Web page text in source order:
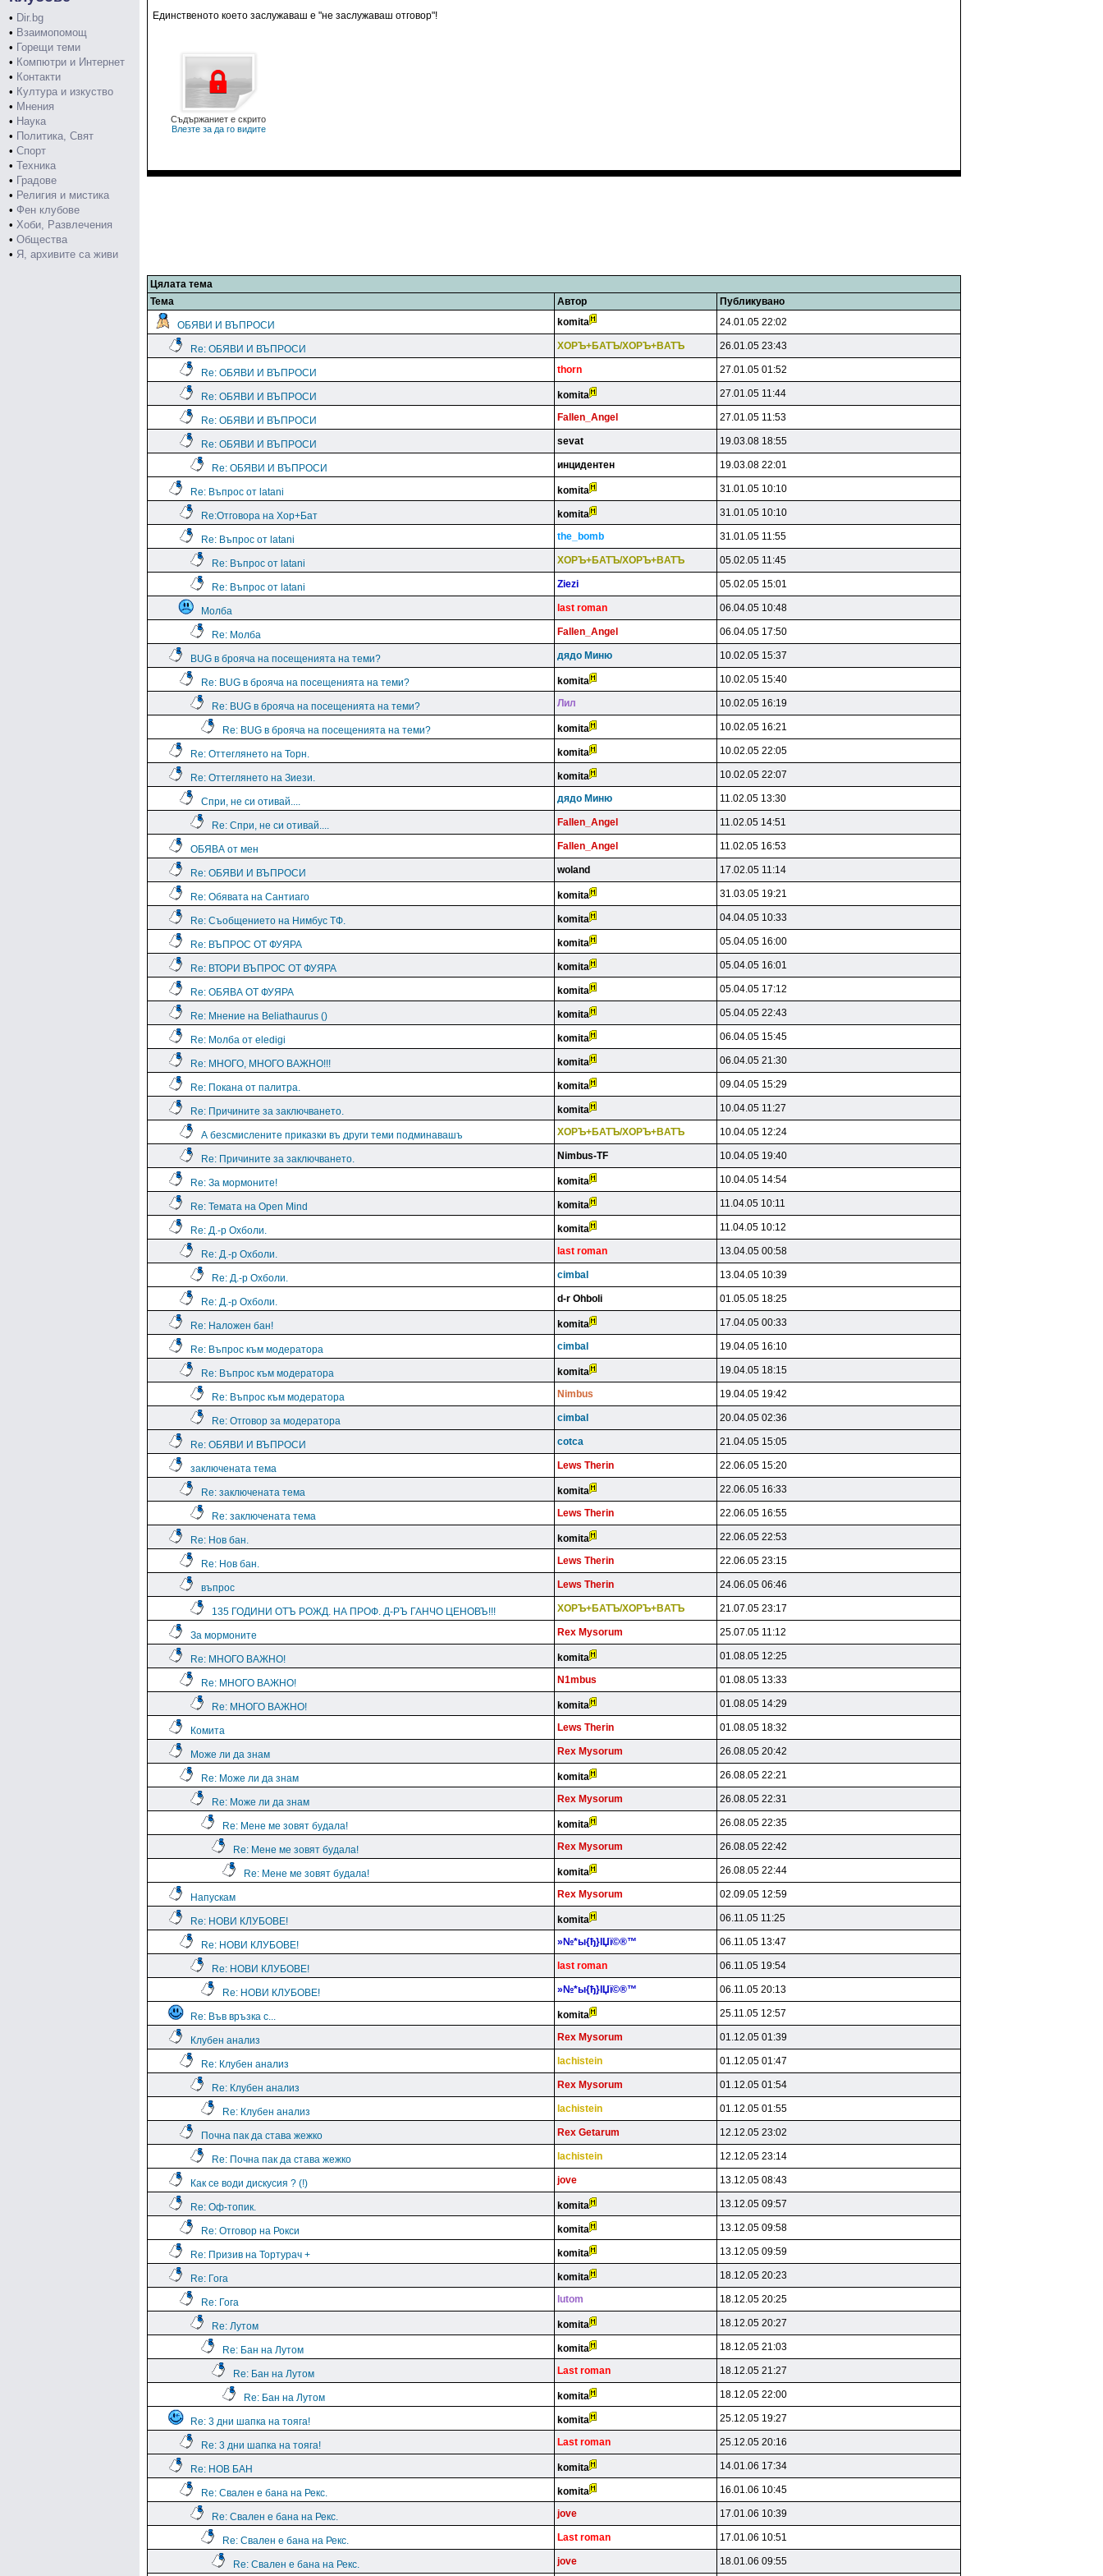
• Dir.bg
• Взаимопомощ
• Горещи теми
• Компютри и Интернет
• Контакти
• Култура и изкуство
• Мнения
• Наука
• Политика, Свят
• Спорт
• Техника
• Градове
• Религия и мистика
• Фен клубове
• Хоби, Развлечения
• Общества
• Я, архивите са живи
Единственото което заслужаваш е "не заслужаваш отговор"!
Съдържаниет е скрито
Влезте за да го видите
Цялата тема
Тема
Автор Публикувано
ОБЯВИ И ВЪПРОСИ komita 24.01.05 22:02
Re: ОБЯВИ И ВЪПРОСИ XOPЪ+БATЪ/XOPЪ+BATЪ 26.01.05 23:43
Re: ОБЯВИ И ВЪПРОСИ thorn 27.01.05 01:52
Re: ОБЯВИ И ВЪПРОСИ komita 27.01.05 11:44
Re: ОБЯВИ И ВЪПРОСИ Fallen_Angel 27.01.05 11:53
Re: ОБЯВИ И ВЪПРОСИ sevat 19.03.08 18:55
Re: ОБЯВИ И ВЪПРОСИ инцидeнтeн 19.03.08 22:01
Re: Въпрос от latani komita 31.01.05 10:10
Re:Отговора на Хор+Бат komita 31.01.05 10:10
Re: Въпрос от latani the_bomb 31.01.05 11:55
Re: Въпрос от latani XOPЪ+БATЪ/XOPЪ+BATЪ 05.02.05 11:45
Re: Въпрос от latani Ziezi 05.02.05 15:01
Молба last roman 06.04.05 10:48
Re: Молба Fallen_Angel 06.04.05 17:50
BUG в брояча на посещенията на теми? дядo Mиню 10.02.05 15:37
Re: BUG в брояча на посещенията на теми? komita 10.02.05 15:40
Re: BUG в брояча на посещенията на теми? Лил 10.02.05 16:19
Re: BUG в брояча на посещенията на теми? komita 10.02.05 16:21
Re: Оттеглянето на Торн. komita 10.02.05 22:05
Re: Оттеглянето на Зиези. komita 10.02.05 22:07
Спри, не си отивай.... дядo Mиню 11.02.05 13:30
Re: Спри, не си отивай.... Fallen_Angel 11.02.05 14:51
ОБЯВА от мен Fallen_Angel 11.02.05 16:53
Re: ОБЯВИ И ВЪПРОСИ woland 17.02.05 11:14
Re: Обявата на Сантиаго komita 31.03.05 19:21
Re: Съобщението на Нимбус ТФ. komita 04.04.05 10:33
Re: ВЪПРОС ОТ ФУЯРА komita 05.04.05 16:00
Re: ВТОРИ ВЪПРОС ОТ ФУЯРА komita 05.04.05 16:01
Re: ОБЯВА ОТ ФУЯРА komita 05.04.05 17:12
Re: Мнение на Beliathaurus () komita 05.04.05 22:43
Re: Молба от eledigi komita 06.04.05 15:45
Re: МНОГО, МНОГО ВАЖНО!!! komita 06.04.05 21:30
Re: Покана от палитра. komita 09.04.05 15:29
Re: Причините за заключването. komita 10.04.05 11:27
А безсмислените приказки въ други теми подминавашъ XOPЪ+БATЪ/XOPЪ+BATЪ 10.04.05 12:24
Re: Причините за заключването. Nimbus-TF 10.04.05 19:40
Re: За мормоните! komita 10.04.05 14:54
Re: Темата на Open Mind komita 11.04.05 10:11
Re: Д.-р Охболи. komita 11.04.05 10:12
Re: Д.-р Охболи. last roman 13.04.05 00:58
Re: Д.-р Охболи. cimbal 13.04.05 10:39
Re: Д.-р Охболи. d-r Ohboli 01.05.05 18:25
Re: Наложен бан! komita 17.04.05 00:33
Re: Въпрос към модератора cimbal 19.04.05 16:10
Re: Въпрос към модератора komita 19.04.05 18:15
Re: Въпрос към модератора Nimbus 19.04.05 19:42
Re: Отговор за модератора cimbal 20.04.05 02:36
Re: ОБЯВИ И ВЪПРОСИ cotca 21.04.05 15:05
заключената тема Lews Therin 22.06.05 15:20
Re: заключената тема komita 22.06.05 16:33
Re: заключената тема Lews Therin 22.06.05 16:55
Re: Нов бан. komita 22.06.05 22:53
Re: Нов бан. Lews Therin 22.06.05 23:15
въпрос Lews Therin 24.06.05 06:46
135 ГОДИНИ ОТЪ РОЖД. НА ПРОФ. Д-РЪ ГАНЧО ЦЕНОВЪ!!! XOPЪ+БATЪ/XOPЪ+BATЪ 21.07.05 23:17
За мормоните Rex Mysorum 25.07.05 11:12
Re: МНОГО ВАЖНО! komita 01.08.05 12:25
Re: МНОГО ВАЖНО! N1mbus 01.08.05 13:33
Re: МНОГО ВАЖНО! komita 01.08.05 14:29
Комита Lews Therin 01.08.05 18:32
Може ли да знам Rex Mysorum 26.08.05 20:42
Re: Може ли да знам komita 26.08.05 22:21
Re: Може ли да знам Rex Mysorum 26.08.05 22:31
Re: Мене ме зовят будала! komita 26.08.05 22:35
Re: Мене ме зовят будала! Rex Mysorum 26.08.05 22:42
Re: Мене ме зовят будала! komita 26.08.05 22:44
Напускам Rex Mysorum 02.09.05 12:59
Re: НОВИ КЛУБОВЕ! komita 06.11.05 11:25
Re: НОВИ КЛУБОВЕ! »№*ы{ђ}lЏї©®™ 06.11.05 13:47
Re: НОВИ КЛУБОВЕ! last roman 06.11.05 19:54
Re: НОВИ КЛУБОВЕ! »№*ы{ђ}lЏї©®™ 06.11.05 20:13
Re: Във връзка с... komita 25.11.05 12:57
Клубен анализ Rex Mysorum 01.12.05 01:39
Re: Клубен анализ lachistein 01.12.05 01:47
Re: Клубен анализ Rex Mysorum 01.12.05 01:54
Re: Клубен анализ lachistein 01.12.05 01:55
Почна пак да става жежко Rex Getarum 12.12.05 23:02
Re: Почна пак да става жежко lachistein 12.12.05 23:14
Как се води дискусия ? (!) jove 13.12.05 08:43
Re: Оф-топик. komita 13.12.05 09:57
Re: Отговор на Рокси komita 13.12.05 09:58
Re: Призив на Тортурач + komita 13.12.05 09:59
Re: Гога komita 18.12.05 20:23
Re: Гога lutom 18.12.05 20:25
Re: Лутом komita 18.12.05 20:27
Re: Бан на Лутом komita 18.12.05 21:03
Re: Бан на Лутом Last roman 18.12.05 21:27
Re: Бан на Лутом komita 18.12.05 22:00
Re: 3 дни шапка на тояга! komita 25.12.05 19:27
Re: 3 дни шапка на тояга! Last roman 25.12.05 20:16
Re: НОВ БАН komita 14.01.06 17:34
Re: Свален е бана на Рекс. komita 16.01.06 10:45
Re: Свален е бана на Рекс. jove 17.01.06 10:39
Re: Свален е бана на Рекс. Last roman 17.01.06 10:51
Re: Свален е бана на Рекс. jove 18.01.06 09:55